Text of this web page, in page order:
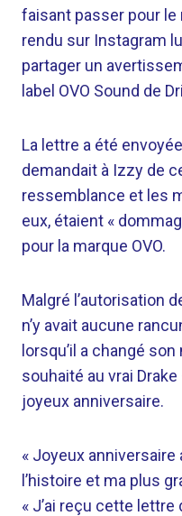
faisant passer pour le
rendu sur Instagram
partager un
label OVO Sound de
La lettre a été
demandait à Izzy de
ressemblance et les
eux, étaient «
pour la marque OVO.
Malgré l’autorisation
n’y avait aucune
lorsqu’il a changé
souhaité au vrai
joyeux anniversaire.
« Joyeux
l’histoire et ma plus
« J’ai reçu cette